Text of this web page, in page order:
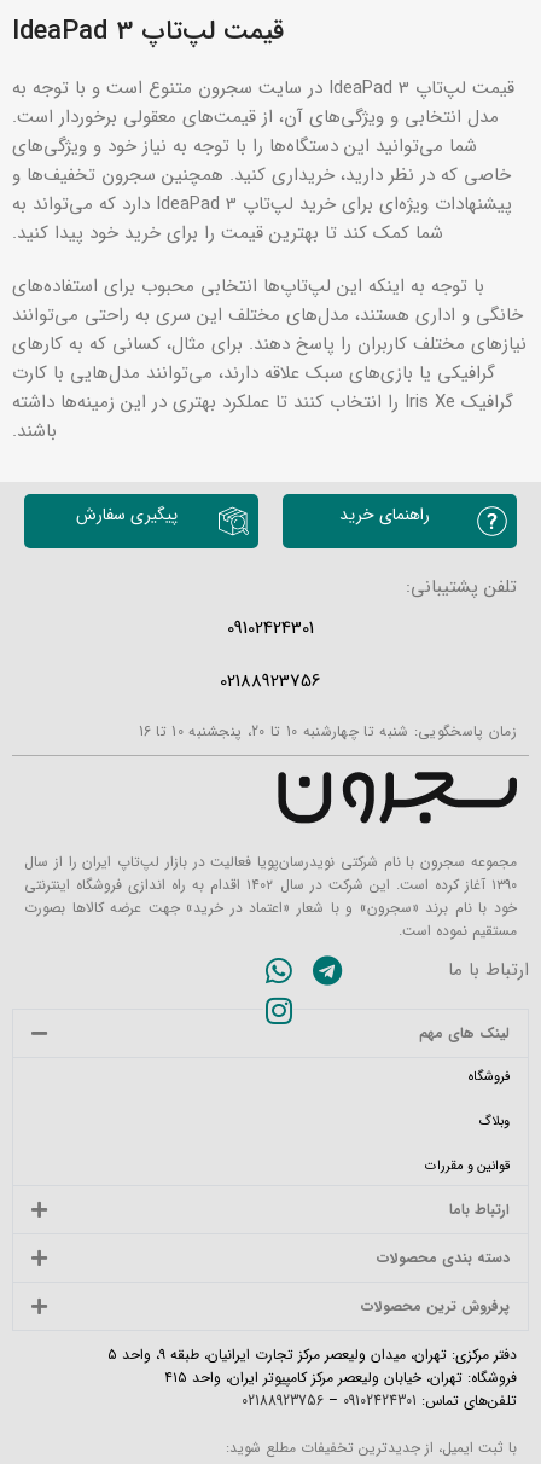
قیمت لپ‌تاپ IdeaPad 3
قیمت لپ‌تاپ IdeaPad 3 در سایت سجرون متنوع است و با توجه به
مدل انتخابی و ویژگی‌های آن، از قیمت‌های معقولی برخوردار است.
شما می‌توانید این دستگاه‌ها را با توجه به نیاز خود و ویژگی‌های
خاصی که در نظر دارید، خریداری کنید. همچنین سجرون تخفیف‌ها و
پیشنهادات ویژه‌ای برای خرید لپ‌تاپ IdeaPad 3 دارد که می‌تواند به
شما کمک کند تا بهترین قیمت را برای خرید خود پیدا کنید.
با توجه به اینکه این لپ‌تاپ‌ها انتخابی محبوب برای استفاده‌های
خانگی و اداری هستند، مدل‌های مختلف این سری به راحتی می‌توانند
نیازهای مختلف کاربران را پاسخ دهند. برای مثال، کسانی که به کارهای
گرافیکی یا بازی‌های سبک علاقه دارند، می‌توانند مدل‌هایی با کارت
گرافیک Iris Xe را انتخاب کنند تا عملکرد بهتری در این زمینه‌ها داشته
باشند.
راهنمای خرید پیگیری سفارش
تلفن پشتیبانی:
09102424301
02188923756
زمان پاسخگویی: شنبه تا چهارشنبه 10 تا 20، پنجشنبه 10 تا 16
مجموعه سجرون با نام شرکتی نویدرسان‌پویا فعالیت در بازار لپ‌تاپ ایران را از سال
۱۳۹۰ آغاز کرده است. این شرکت در سال ۱۴۰۲ اقدام به راه اندازی فروشگاه اینترنتی
خود با نام برند «سجرون» و با شعار «اعتماد در خرید» جهت عرضه کالاها بصورت
مستقیم نموده است.
ارتباط با ما
لینک های مهم
فروشگاه
وبلاگ
قوانین و مقررات
ارتباط باما
دسته بندی محصولات
پرفروش ترین محصولات
دفتر مرکزی: تهران، میدان ولیعصر مرکز تجارت ایرانیان، طبقه ۹، واحد ۵
فروشگاه: تهران، خیابان ولیعصر مرکز کامپیوتر ایران، واحد ۴۱۵
تلفن‌های تماس: 09102424301
–
02188923756
با ثبت ایمیل، از جدیدترین تخفیفات مطلع شوید: